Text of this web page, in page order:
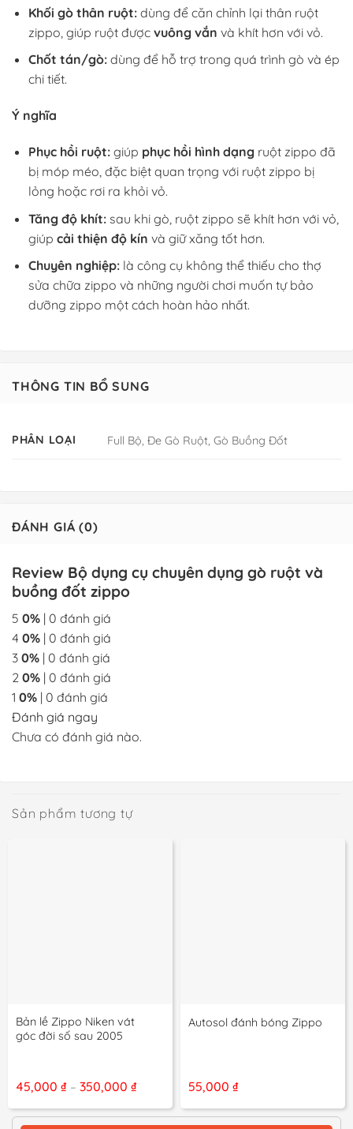
Khối gò thân ruột:dùng để căn chỉnh lại thân ruột
zippo, giúp ruột được vuông vắn và khít hơn với vỏ.
Chốt tán/gò:dùng để hỗ trợ trong quá trình gò và ép
chi tiết.
Ý nghĩa
Phục hồi ruột:giúp phục hồi hình dạng ruột zippo đã
bị móp méo, đặc biệt quan trọng với ruột zippo bị
lỏng hoặc rơi ra khỏi vỏ.
Tăng độ khít:sau khi gò, ruột zippo sẽ khít hơn với vỏ,
giúp cải thiện độ kín và giữ xăng tốt hơn.
Chuyên nghiệp:là công cụ không thể thiếu cho thợ
sửa chữa zippo và những người chơi muốn tự bảo
dưỡng zippo một cách hoàn hảo nhất.
THÔNG TIN BỔ SUNG
PHÂN LOẠI Full Bộ, Đe Gò Ruột, Gò Buồng Đốt
ĐÁNH GIÁ (0)
Review Bộ dụng cụ chuyên dụng gò ruột và
buồng đốt zippo
5 0% | 0 đánh giá
4 0% | 0 đánh giá
3 0% | 0 đánh giá
2 0% | 0 đánh giá
1 0% | 0 đánh giá
Đánh giá ngay
Chưa có đánh giá nào.
Sản phẩm tương tự
Bản lề Zippo Niken vát
góc đời số sau 2005
45,000 ₫ – 350,000 ₫Khoảng
từ
45,000 ₫
Autosol đánh bóng Zippo
55,000 ₫